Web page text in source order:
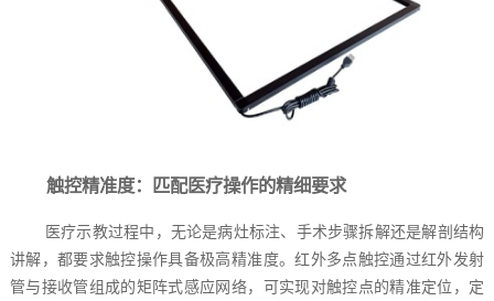
触控精准度：匹配医疗操作的精细要求
医疗示教过程中，无论是病灶标注、手术步骤拆解还是解剖结构
讲解，都要求触控操作具备极高精准度。红外多点触控通过红外发射
管与接收管组成的矩阵式感应网络，可实现对触控点的精准定位，定